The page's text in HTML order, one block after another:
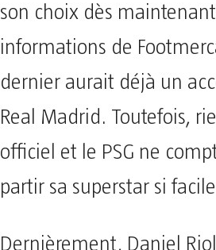
son choix dès
informations de
dernier aurait déjà un
Real Madrid. Toutefois,
officiel et le PSG ne
partir sa superstar si
Dernièrement, Daniel